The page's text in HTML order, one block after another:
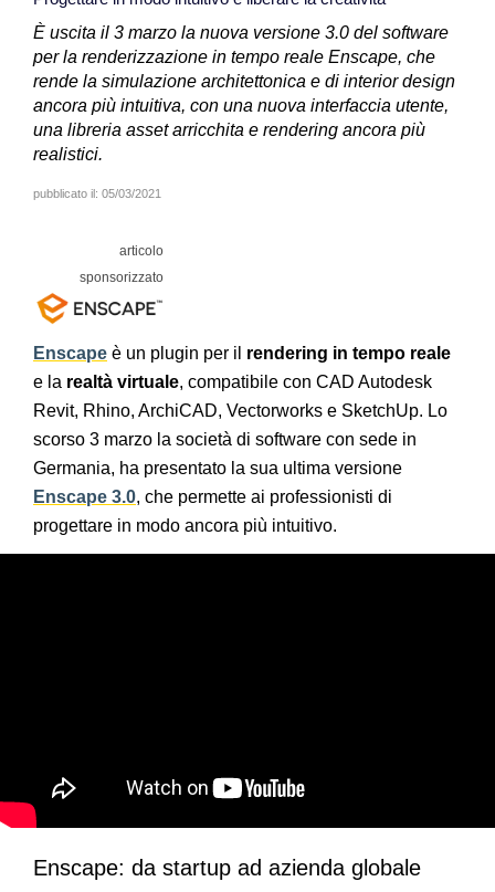
È uscita il 3 marzo la nuova versione 3.0 del software
per la renderizzazione in tempo reale Enscape, che
rende la simulazione architettonica e di interior design
ancora più intuitiva, con una nuova interfaccia utente,
una libreria asset arricchita e rendering ancora più
realistici.
pubblicato il: 05/03/2021
Enscape è un plugin per il rendering in tempo reale
e la realtà virtuale, compatibile con CAD Autodesk
Revit, Rhino, ArchiCAD, Vectorworks e SketchUp. Lo
scorso 3 marzo la società di software con sede in
Germania, ha presentato la sua ultima versione
Enscape 3.0, che permette ai professionisti di
progettare in modo ancora più intuitivo.
Enscape: da startup ad azienda globale